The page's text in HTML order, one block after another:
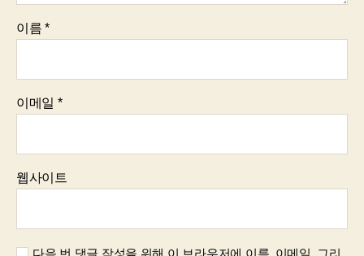
이름*
이메일 *
웹사이트
다음 번 댓글 작성을 위해 이 브라우저에 이름, 이메일, 그리